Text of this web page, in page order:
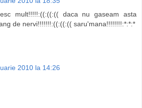
mult!!!!!:((:((:(( daca nu gaseam asta
de nervi!!!!!!!:((:((:(( saru'mana!!!!!!!!:*:*:*
2010 la 14:26